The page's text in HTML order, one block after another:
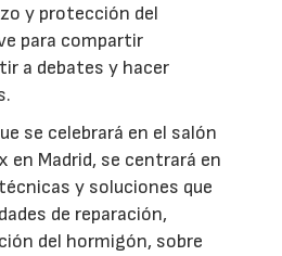
y protección del
para compartir
a debates y hacer
se celebrará en el salón
en Madrid, se centrará en
y soluciones que
de reparación,
del hormigón, sobre